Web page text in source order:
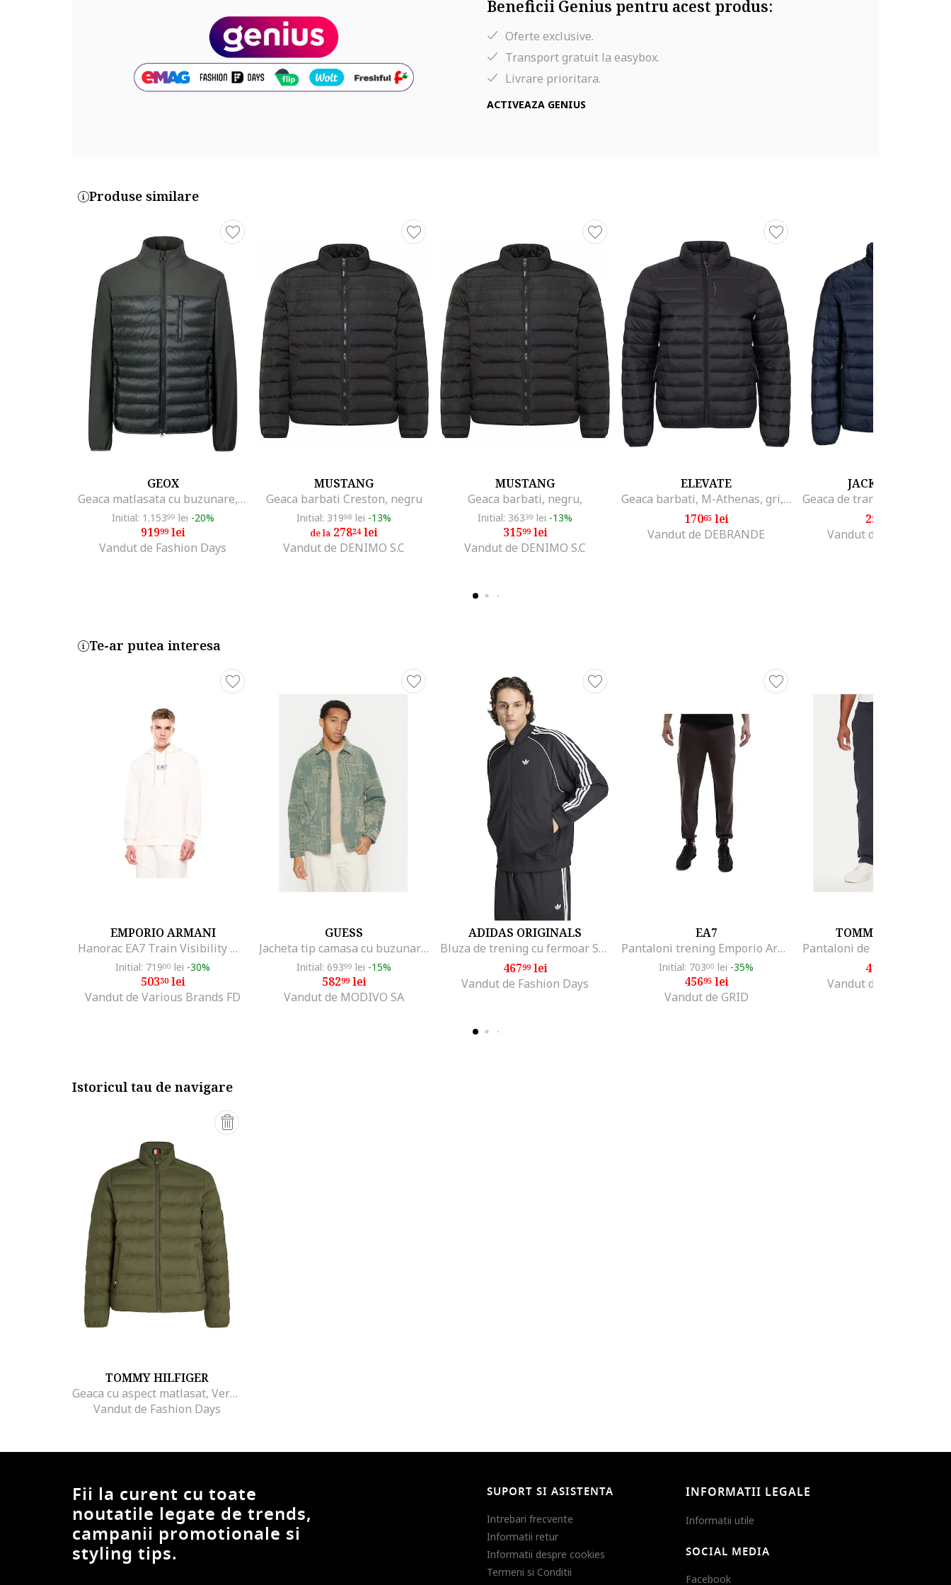
Exterior: 100% poliamida reciclata
Beneficii Genius pentru acest produs:
Oferte exclusive.
Transport gratuit la easybox.
Livrare prioritara.
ACTIVEAZA GENIUS
Produse similare
GEOX
Geaca matlasata cu buzunare, Gri inchis
Initial: 1.15399 lei -20%
91999lei
Vandut de Fashion Days
MUSTANG
Geaca barbati Creston, negru
Initial: 31998 lei -13%
de la 27824lei
Vandut de DENIMO S.C
MUSTANG
Geaca barbati, negru,
Initial: 36339 lei -13%
31599lei
Vandut de DENIMO S.C
ELEVATE
Geaca barbati, M-Athenas, gri, material rezistent
17065lei
Vandut de DEBRANDE
JACK & JONES
254
Vandut de MODIVO SA
Te-ar putea interesa
EMPORIO ARMANI
Hanorac EA7 Train Visibility M RN S 55405, Alb
Initial: 71900 lei -30%
50330lei
Vandut de Various Brands FD
GUESS
Jacheta tip camasa cu buzunar interior si imprimeu
Initial: 69399 lei -15%
58299lei
Vandut de MODIVO SA
ADIDAS ORIGINALS
Bluza de trening cu fermoar SST Adicolor Classics, Alb/Negru
46799lei
Vandut de Fashion Days
EA7
Pantaloni trening Emporio Armani Train Lux M Pants Ch Copl St 7M000097AF12116U6139
Initial: 70300 lei -35%
45695lei
Vandut de GRID
TOMMY HILFIGER
415
Vandut de MODIVO SA
Istoricul tau de navigare
TOMMY HILFIGER
Geaca cu aspect matlasat, Verde masliniu
Vandut de Fashion Days
Fii la curent cu toate
noutatile legate de trends,
campanii promotionale si
styling tips.
SUPORT SI ASISTENTA
Intrebari frecvente
Informatii retur
Informatii despre cookies
Termeni si Conditii
INFORMATII LEGALE
Informatii utile
SOCIAL MEDIA
Facebook